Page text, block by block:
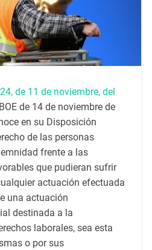
de 11 de noviembre, del
de 14 de noviembre de
en su Disposición
de las personas
frente a las
que pudieran sufrir
actuación efectuada
una actuación
destinada a la
laborales, sea esta
o por sus